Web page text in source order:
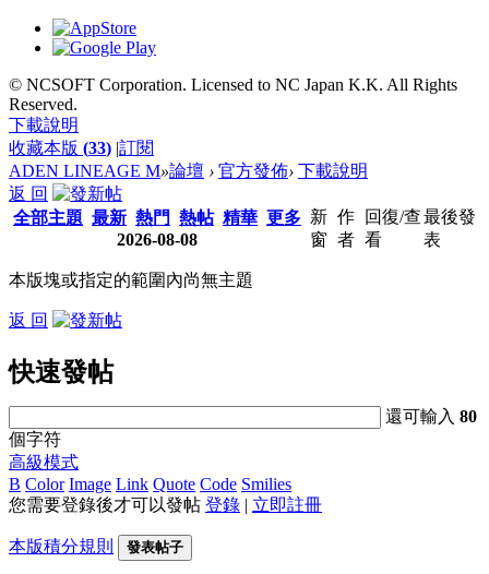
© NCSOFT Corporation. Licensed to NC Japan K.K. All Rights
Reserved.
下載說明
收藏本版 (33) |訂閱
ADEN LINEAGE M»論壇 › 官方發佈› 下載說明
返 回
全部主題 最新 熱門 熱帖 精華 更多
2026-08-08
新
窗
作
者
回復/查
看
最後發
表
本版塊或指定的範圍內尚無主題
返 回
快速發帖
還可輸入80
個字符
高級模式
B Color Image Link Quote Code Smilies
您需要登錄後才可以發帖 登錄 | 立即註冊
本版積分規則 發表帖子